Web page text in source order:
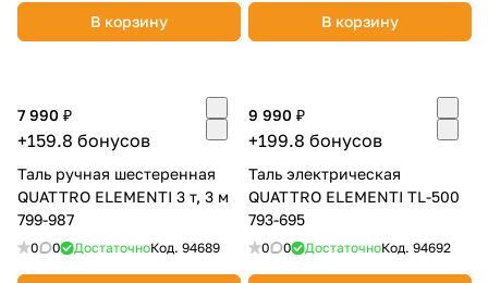
В корзину В корзину
7 990 ₽
+159.8 бонусов
Таль ручная шестеренная
QUATTRO ELEMENTI 3 т, 3 м
799-987
0 0 ДостаточноКод. 94689
9 990 ₽
+199.8 бонусов
Таль электрическая
QUATTRO ELEMENTI TL-500
793-695
0 0 ДостаточноКод. 94692
Подробнее
25
недели
Остались вопросы?
8 800 302-02-51
plait.ru